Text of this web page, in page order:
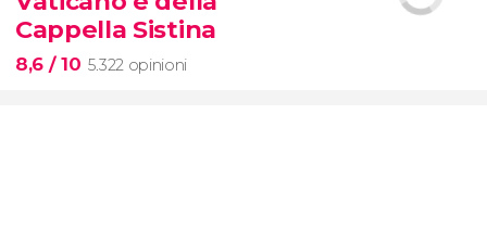
Cappella Sistina
8,6 / 10 5.322 opinioni